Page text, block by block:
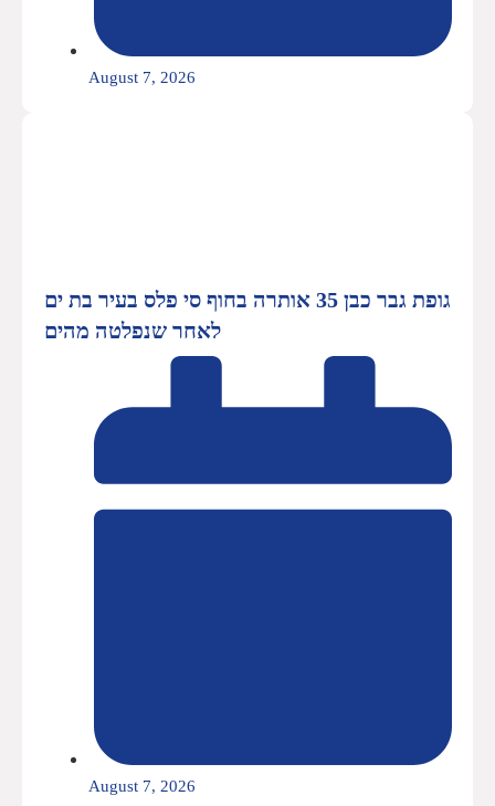
August 7, 2026
גופת גבר כבן 35 אותרה בחוף סי פלס בעיר בת ים
לאחר שנפלטה מהים
August 7, 2026